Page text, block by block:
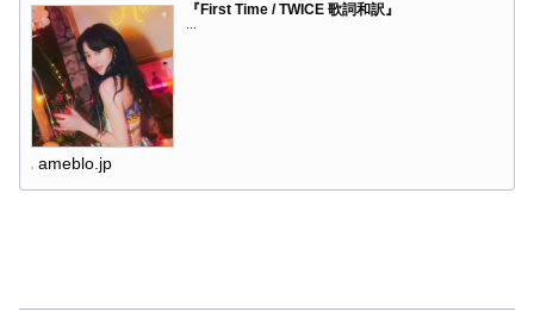
『First Time / TWICE 歌詞和訳』
ameblo.jp